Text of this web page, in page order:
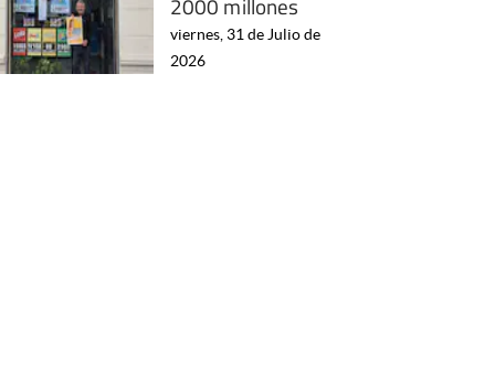
viernes, 31 de Julio de
2026